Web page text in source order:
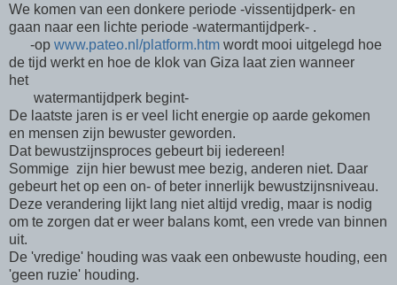
We komen van een donkere periode -vissentijdperk- en
gaan naar een lichte periode -watermantijdperk- .
-op www.pateo.nl/platform.htm wordt mooi uitgelegd hoe
de tijd werkt en hoe de klok van Giza laat zien wanneer
het
watermantijdperk begint-
De laatste jaren is er veel licht energie op aarde gekomen
en mensen zijn bewuster geworden.
Dat bewustzijnsproces gebeurt bij iedereen!
Sommige zijn hier bewust mee bezig, anderen niet. Daar
gebeurt het op een on- of beter innerlijk bewustzijnsniveau.
Deze verandering lijkt lang niet altijd vredig, maar is nodig
om te zorgen dat er weer balans komt, een vrede van binnen
uit.
De 'vredige' houding was vaak een onbewuste houding, een
'geen ruzie' houding.